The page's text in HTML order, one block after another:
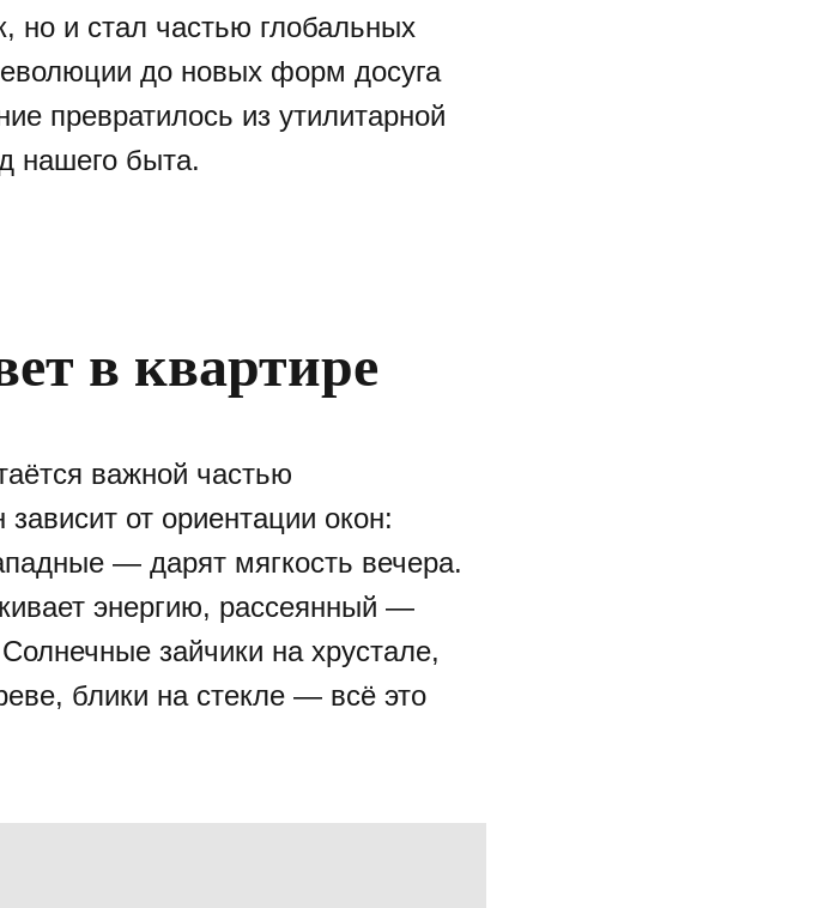
но и стал частью глобальных
до новых форм досуга
превратилось из утилитарной
нашего быта.
в квартире
важной частью
от ориентации окон:
— дарят мягкость вечера.
энергию, рассеянный —
зайчики на хрустале,
блики на стекле — всё это